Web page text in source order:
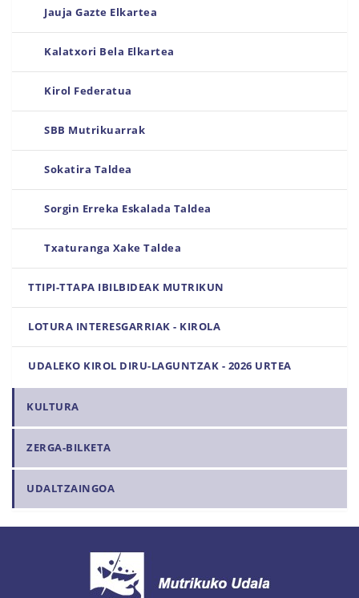
Jauja Gazte Elkartea
Kalatxori Bela Elkartea
Kirol Federatua
SBB Mutrikuarrak
Sokatira Taldea
Sorgin Erreka Eskalada Taldea
Txaturanga Xake Taldea
TTIPI-TTAPA IBILBIDEAK MUTRIKUN
LOTURA INTERESGARRIAK - KIROLA
UDALEKO KIROL DIRU-LAGUNTZAK - 2026 URTEA
KULTURA
ZERGA-BILKETA
UDALTZAINGOA